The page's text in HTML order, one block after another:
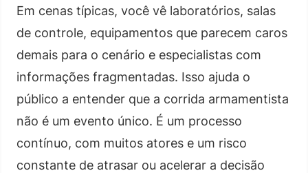
Em cenas típicas, você vê laboratórios, salas
de controle, equipamentos que parecem caros
demais para o cenário e especialistas com
informações fragmentadas. Isso ajuda o
público a entender que a corrida armamentista
não é um evento único. É um processo
contínuo, com muitos atores e um risco
constante de atrasar ou acelerar a decisão